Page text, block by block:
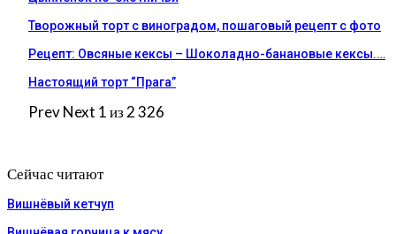
Творожный торт с виноградом, пошаговый рецепт с фото
Рецепт: Овсяные кексы – Шоколадно-банановые кексы.…
Настоящий торт “Прага”
PrevNext 1 из 2 326
Сейчас читают
Вишнёвый кетчуп